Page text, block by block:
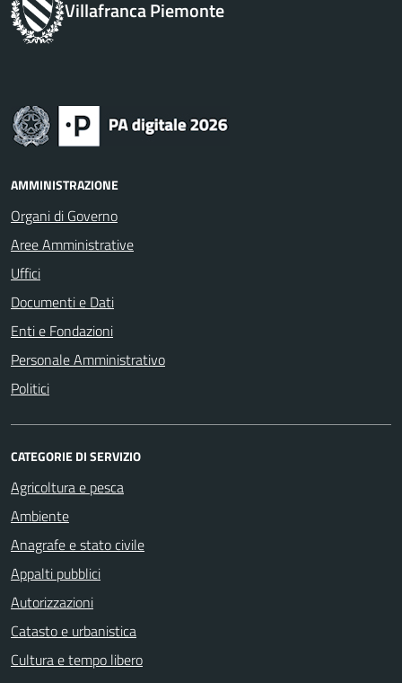
Villafranca Piemonte
AMMINISTRAZIONE
Organi di Governo
Aree Amministrative
Uffici
Documenti e Dati
Enti e Fondazioni
Personale Amministrativo
Politici
CATEGORIE DI SERVIZIO
Agricoltura e pesca
Ambiente
Anagrafe e stato civile
Appalti pubblici
Autorizzazioni
Catasto e urbanistica
Cultura e tempo libero